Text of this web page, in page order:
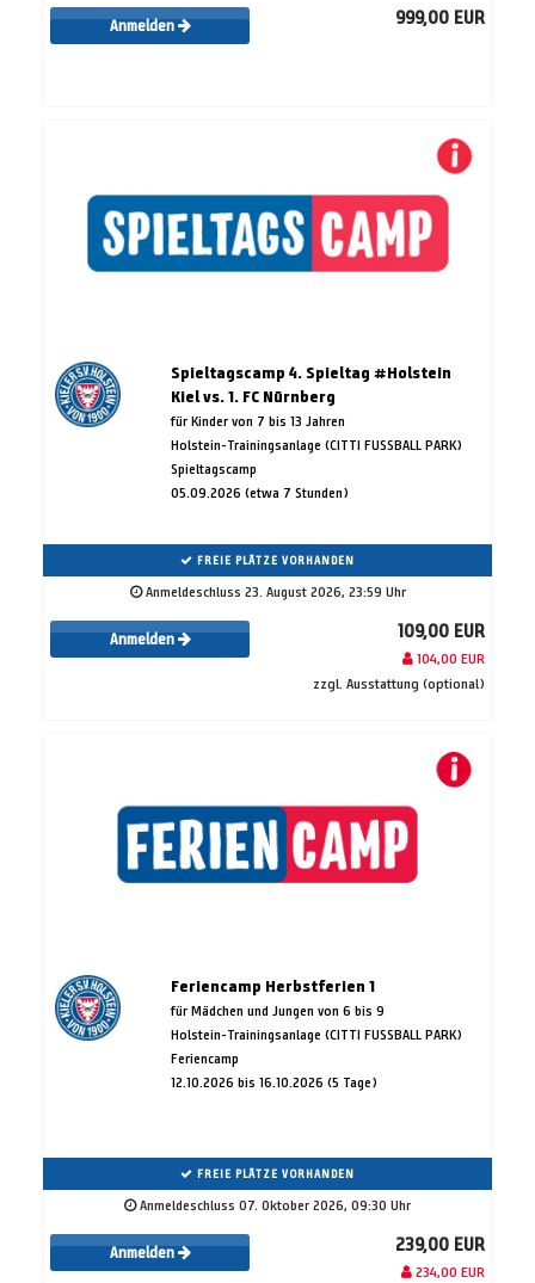
Anmelden 999,00 EUR
Spieltagscamp 4. Spieltag #Holstein
Kiel vs. 1. FC Nürnberg
für Kinder von 7 bis 13 Jahren
Holstein-Trainingsanlage (CITTI FUSSBALL PARK)
Spieltagscamp
05.09.2026 (etwa 7 Stunden)
FREIE PLÄTZE VORHANDEN
Anmeldeschluss 23. August 2026, 23:59 Uhr
Anmelden 109,00 EUR
104,00 EUR
zzgl. Ausstattung (optional)
Feriencamp Herbstferien 1
für Mädchen und Jungen von 6 bis 9
Holstein-Trainingsanlage (CITTI FUSSBALL PARK)
Feriencamp
12.10.2026 bis 16.10.2026 (5 Tage)
FREIE PLÄTZE VORHANDEN
Anmeldeschluss 07. Oktober 2026, 09:30 Uhr
Anmelden 239,00 EUR
234,00 EUR